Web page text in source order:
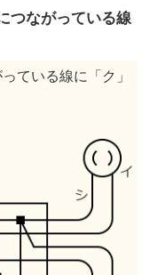
つながっている線
ている線に「ク」